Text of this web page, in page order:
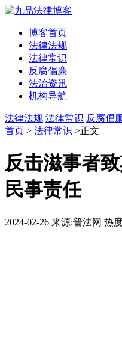
博客首页
法律法规
法律常识
反腐倡廉
法治资讯
机构导航
法律法规 法律常识 反腐倡
首页 > 法律常识 >正文
反击滋事者
民事责任
2024-02-26 来源:普法网 热